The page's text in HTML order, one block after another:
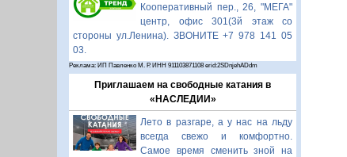
Кооперативный пер., 26, "МЕГА"
центр, офис 301(3й этаж со
стороны ул.Ленина). ЗВОНИТЕ +7 978 141 05
03.
Реклама: ИП Павленко М. Р. ИНН 911103871108 erid:2SDnjehADdm
Приглашаем на свободные катания в
«НАСЛЕДИИ»
Лето в разгаре, а у нас на льду
всегда свежо и комфортно.
Самое время сменить зной на